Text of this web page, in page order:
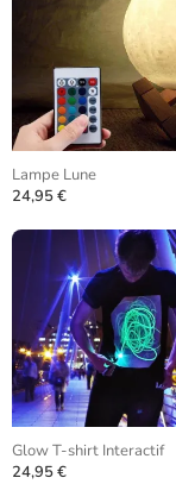
Lampe Lune
24,95 €
Glow T-shirt Interactif
24,95 €